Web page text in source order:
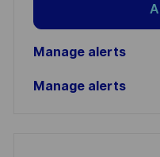
Manage alerts
Manage alerts